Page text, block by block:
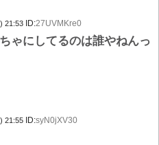
21:53 ID:27UVMKre0
ゃにしてるのは誰やねんっ
21:55 ID:syN0jXV30